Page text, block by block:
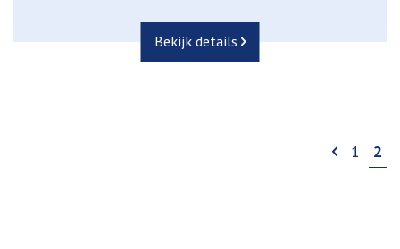
Bekijk details
1 2